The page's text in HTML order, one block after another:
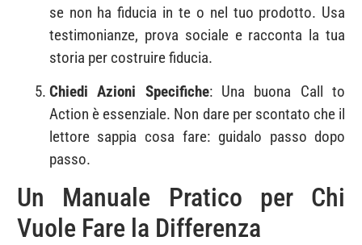
se non ha fiducia in te o nel tuo prodotto. Usa
testimonianze, prova sociale e racconta la tua
storia per costruire fiducia.
Chiedi Azioni Specifiche: Una buona Call to
Action è essenziale. Non dare per scontato che il
lettore sappia cosa fare: guidalo passo dopo
passo.
Un Manuale Pratico per Chi
Vuole Fare la Differenza